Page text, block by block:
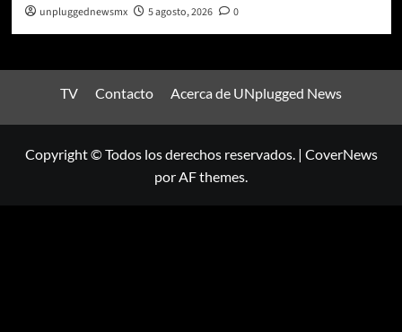
unpluggednewsmx 5 agosto, 2026 0
TV Contacto Acerca de UNplugged News
Copyright © Todos los derechos reservados. | CoverNews
por AF themes.